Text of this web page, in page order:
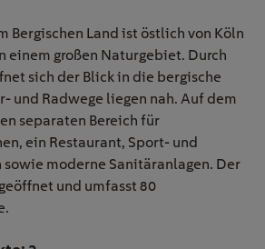
Bergischen Land ist östlich von Köln
einem großen Naturgebiet. Durch
sich der Blick in die bergische
und Radwege liegen nah. Auf dem
separaten Bereich für
ein Restaurant, Sport- und
moderne Sanitäranlagen. Der
und umfasst 80